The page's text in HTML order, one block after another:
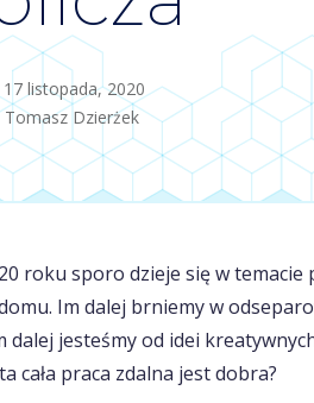
17 listopada, 2020
Tomasz Dzierżek
roku sporo dzieje się w temacie
Im dalej brniemy w
dalej jesteśmy od idei
cała praca zdalna jest dobra?